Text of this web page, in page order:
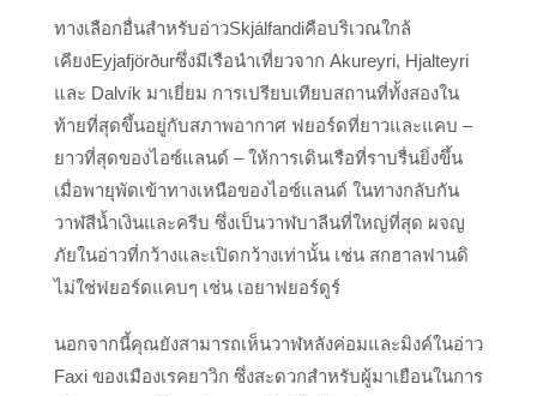
ทางเลือกอื่นสำหรับอ่าวSkjálfandiคือบริเวณใกล้
เคียงEyjafjörðurซึ่งมีเรือนำเที่ยวจาก Akureyri, Hjalteyri
และ Dalvík มาเยี่ยม การเปรียบเทียบสถานที่ทั้งสองใน
ท้ายที่สุดขึ้นอยู่กับสภาพอากาศ ฟยอร์ดที่ยาวและแคบ –
ยาวที่สุดของไอซ์แลนด์ – ให้การเดินเรือที่ราบรื่นยิ่งขึ้น
เมื่อพายุพัดเข้าทางเหนือของไอซ์แลนด์ ในทางกลับกัน
วาฬสีน้ำเงินและครีบ ซึ่งเป็นวาฬบาลีนที่ใหญ่ที่สุด ผจญ
ภัยในอ่าวที่กว้างและเปิดกว้างเท่านั้น เช่น สกฮาลฟานดิ
ไม่ใช่ฟยอร์ดแคบๆ เช่น เอยาฟยอร์ดูร์
นอกจากนี้คุณยังสามารถเห็นวาฬหลังค่อมและมิงค์ในอ่าว
Faxi ของเมืองเรคยาวิก ซึ่งสะดวกสำหรับผู้มาเยือนในการ